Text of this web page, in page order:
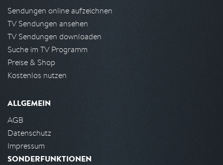
Sendungen online aufzeichnen
TV Sendungen ansehen
TV Sendungen downloaden
Suche im TV Programm
Preise & Shop
Kostenlos nutzen
ALLGEMEIN
AGB
Datenschutz
Impressum
SONDERFUNKTIONEN